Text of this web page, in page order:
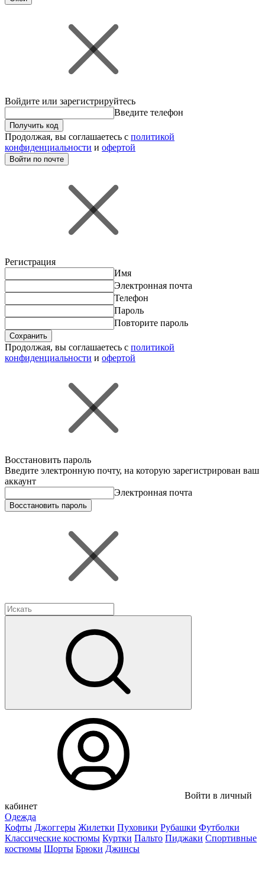
Войдите или зарегистрируйтесь
Введите телефон
Получить код
Продолжая, вы соглашаетесь с политикой
конфиденциальности и офертой
Войти по почте
Регистрация
Имя
Электронная почта
Телефон
Пароль
Повторите пароль
Сохранить
Продолжая, вы соглашаетесь с политикой
конфиденциальности и офертой
Восстановить пароль
Введите электронную почту, на которую зарегистрирован ваш
аккаунт
Электронная почта
Восстановить пароль
Войти в личный
кабинет
Одежда
Кофты Джоггеры Жилетки Пуховики Рубашки Футболки
Классические костюмы Куртки Пальто Пиджаки Спортивные
костюмы Шорты Брюки Джинсы